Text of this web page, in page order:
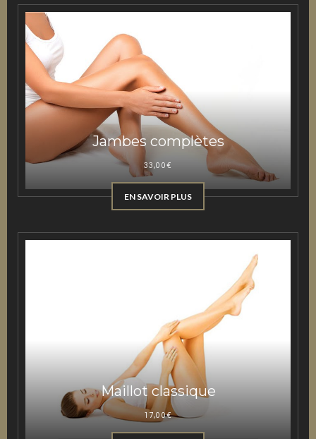
Jambes complètes
33,00€
EN SAVOIR PLUS
Maillot classique
17,00€